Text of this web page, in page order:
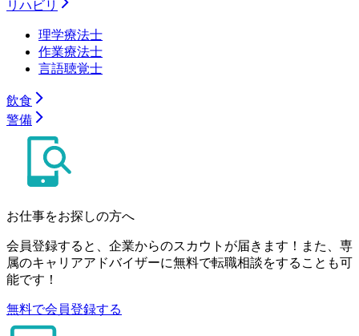
リハビリ
理学療法士
作業療法士
言語聴覚士
飲食
警備
お仕事をお探しの方へ
会員登録すると、企業からのスカウトが届きます！また、専
属のキャリアアドバイザーに無料で転職相談をすることも可
能です！
無料で会員登録する